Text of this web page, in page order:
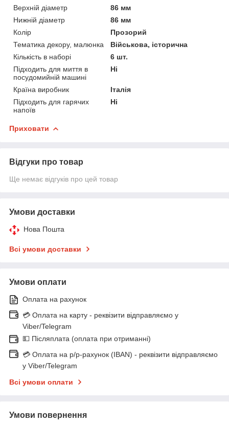
Верхній діаметр
86 мм
Нижній діаметр
86 мм
Колір
Прозорий
Тематика декору, малюнка
Військова, історична
Кількість в наборі
6 шт.
Підходить для миття в
посудомийній машині
Ні
Країна виробник
Італія
Підходить для гарячих
напоїв
Ні
Приховати
Відгуки про товар
Ще немає відгуків про цей товар
Умови доставки
Нова Пошта
Всі умови доставки
Умови оплати
Оплата на рахунок
💳 Оплата на карту - реквізити відправляємо у
Viber/Telegram
💵 Післяплата (оплата при отриманні)
💳 Оплата на р/р-рахунок (IBAN) - реквізити відправляємо
у Viber/Telegram
Всі умови оплати
Умови повернення